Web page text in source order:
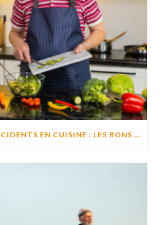
PRÉVENTION DES ACCIDENTS EN CUISINE : LES BONS RÉFLEXES POUR CUISINER EN TOUTE SÉCURITÉ